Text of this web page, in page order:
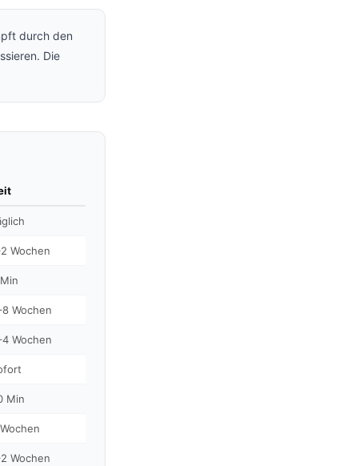
durch den
Die
Wochen
Wochen
Wochen
Min
Wochen